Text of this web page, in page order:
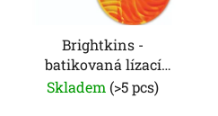
Brightkins -
batikovaná lízací
podložka kulatá
Skladem (>5 pcs)